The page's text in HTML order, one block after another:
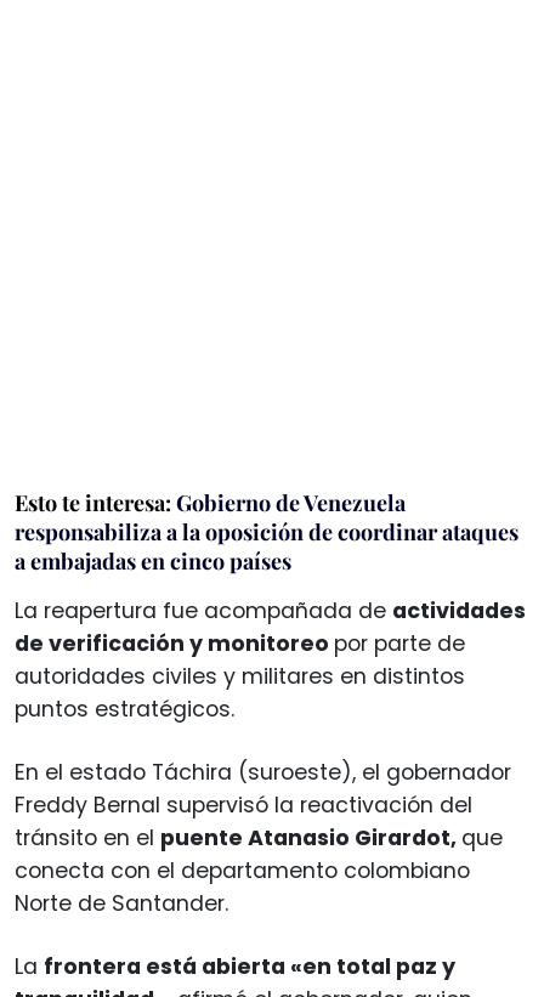
Esto te interesa: Gobierno de Venezuela
responsabiliza a la oposición de coordinar ataques
a embajadas en cinco países
La reapertura fue acompañada de actividades
de verificación y monitoreo por parte de
autoridades civiles y militares en distintos
puntos estratégicos.
En el estado Táchira (suroeste), el gobernador
Freddy Bernal supervisó la reactivación del
tránsito en el puente Atanasio Girardot, que
conecta con el departamento colombiano
Norte de Santander.
La frontera está abierta «en total paz y